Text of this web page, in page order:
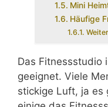
Mini
Häufige
Das Fitnessstudio
geeignet. Viele
stickige Luft, ja es